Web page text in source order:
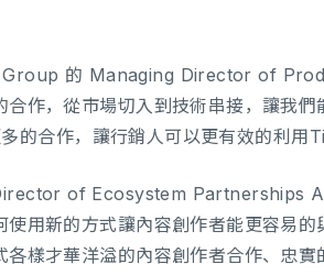
Group 的 Managing Director of
作，從市場切入到技術串接，讓我
的合作，讓行銷人可以更有效的利用
of Ecosystem Partnerships
用新的方式讓內容創作者能更容易
樣才華洋溢的內容創作者合作、忠實